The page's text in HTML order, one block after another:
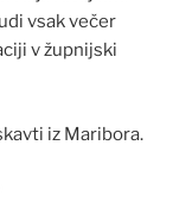
vsak večer
v župnijski
iz Maribora.